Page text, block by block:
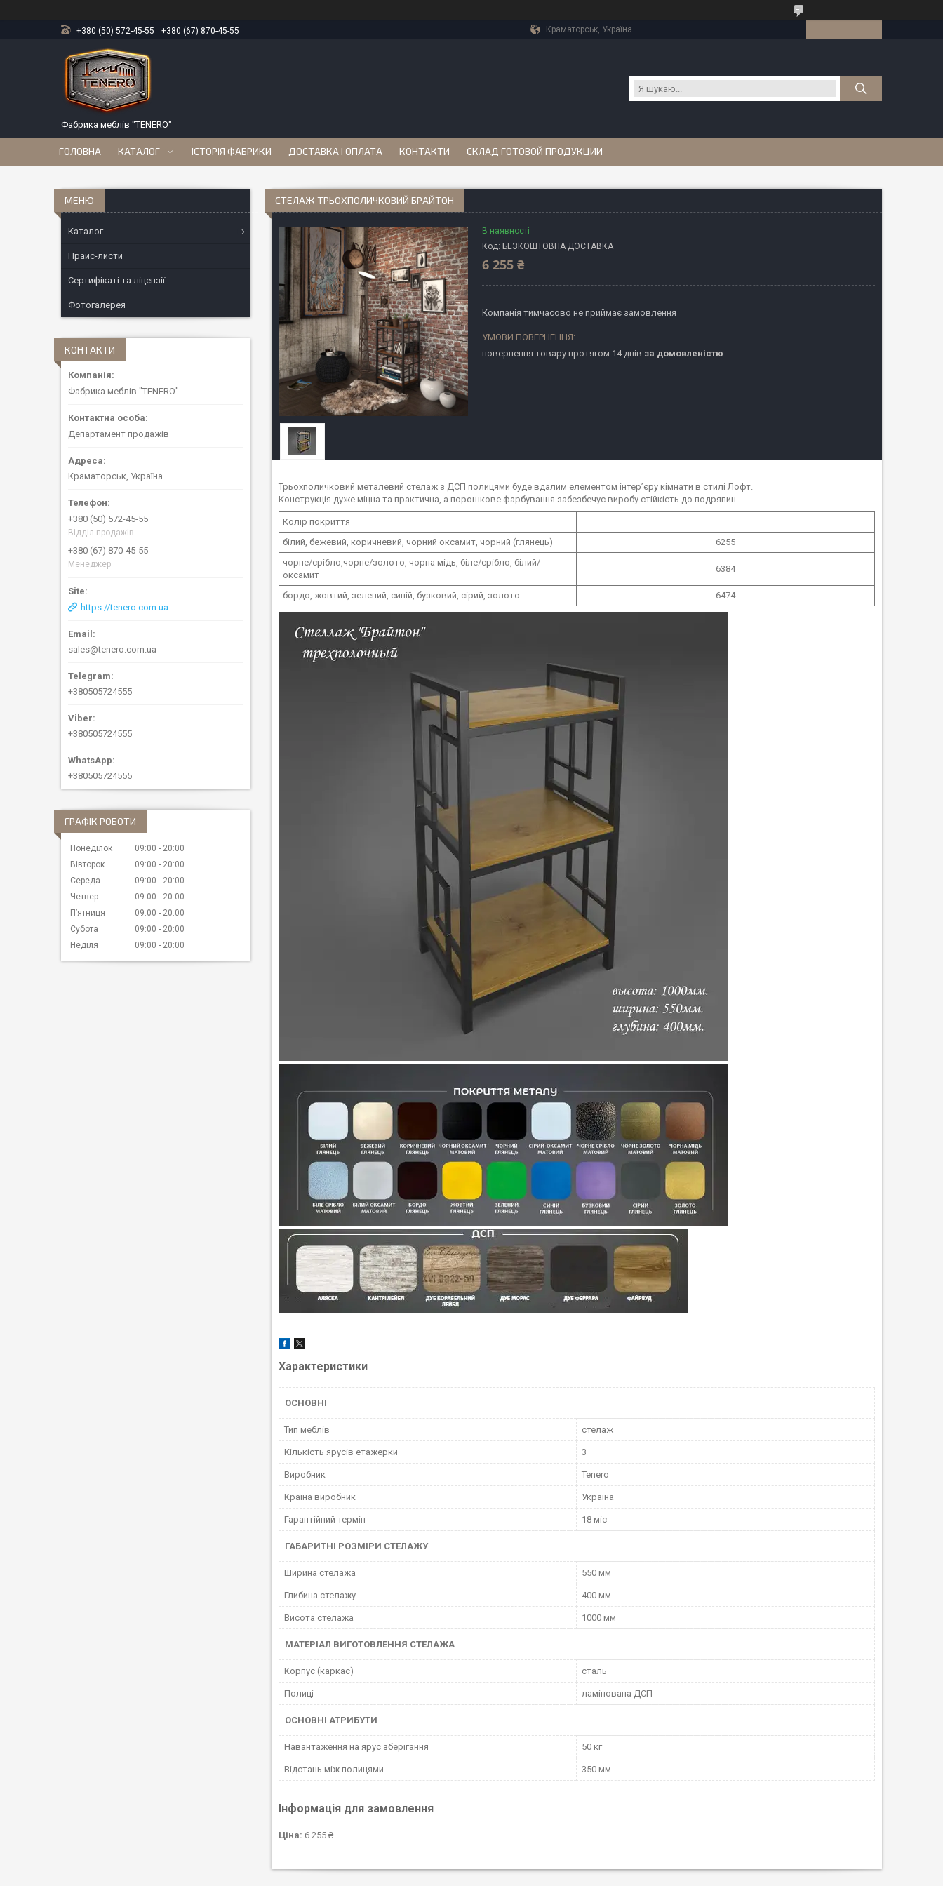
+380 (50) 572-45-55 +380 (67) 870-45-55 Краматорськ, Україна
Фабрика меблів "TENERO"
ГОЛОВНА КАТАЛОГ ІСТОРІЯ ФАБРИКИ ДОСТАВКА І ОПЛАТА КОНТАКТИ СКЛАД ГОТОВОЙ ПРОДУКЦИИ
СТЕЛАЖ ТРЬОХПОЛИЧКОВИЙ БРАЙТОН
В наявності
Код: БЕЗКОШТОВНА ДОСТАВКА
6 255 ₴
Компанія тимчасово не приймає замовлення
повернення товару протягом 14 днів за домовленістю
Трьохполичковий металевий стелаж з ДСП полицями буде вдалим елементом інтер’єру кімнати в стилі Лофт.
Конструкція дуже міцна та практична, а порошкове фарбування забезбечує виробу стійкість до подряпин.
Колір покриття
білий, бежевий, коричневий, чорний оксамит, чорний (глянець)
6255
чорне/срібло,чорне/золото, чорна мідь, біле/срібло, білий/
оксамит
6384
бордо, жовтий, зелений, синій, бузковий, сірий, золото 6474
Характеристики
ОСНОВНІ
Тип меблів стелаж
Кількість ярусів етажерки 3
Виробник Tenero
Країна виробник Україна
Гарантійний термін 18 міс
ГАБАРИТНІ РОЗМІРИ СТЕЛАЖУ
Ширина стелажа 550 мм
Глибина стелажу 400 мм
Висота стелажа 1000 мм
МАТЕРІАЛ ВИГОТОВЛЕННЯ СТЕЛАЖА
Корпус (каркас) сталь
Полиці ламінована ДСП
ОСНОВНІ АТРИБУТИ
Навантаження на ярус зберігання 50 кг
Відстань між полицями 350 мм
Інформація для замовлення
Ціна: 6 255 ₴
Каталог
Прайс-листи
Сертифікаті та ліцензії
Фотогалерея
КОНТАКТИ
Фабрика меблів "TENERO"
Департамент продажів
Краматорськ, Україна
+380 (50) 572-45-55
Відділ продажів
+380 (67) 870-45-55
Менеджер
https://tenero.com.ua
sales@tenero.com.ua
+380505724555
+380505724555
+380505724555
ГРАФІК РОБОТИ
Понеділок 09:00
20:00
Вівторок
09:00
20:00
Середа
09:00
20:00
Четвер
09:00
20:00
Пʼятниця
09:00
20:00
Субота
09:00
20:00
Неділя
09:00 20:00